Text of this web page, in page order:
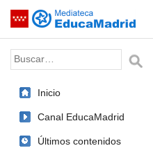
Saltar navegación
Palabra o frase:
Inicio
Canal EducaMadrid
Últimos contenidos